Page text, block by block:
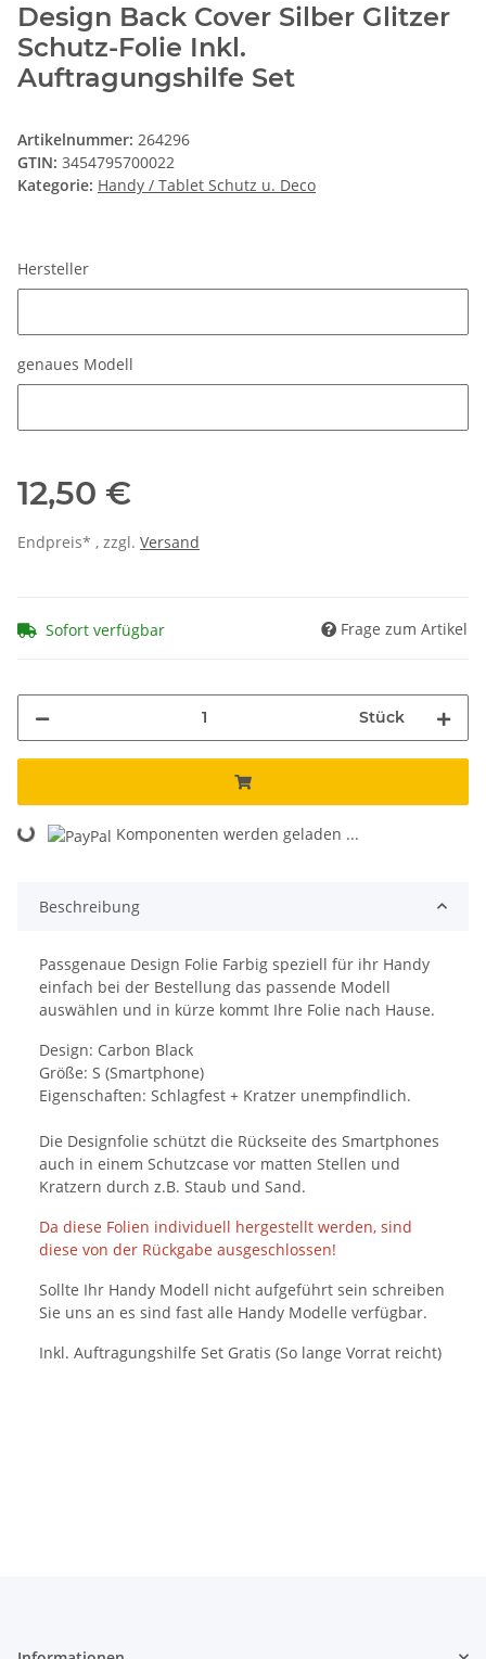
Design Back Cover Silber Glitzer
Schutz-Folie Inkl.
Auftragungshilfe Set
Artikelnummer: 264296
GTIN: 3454795700022
Kategorie: Handy / Tablet Schutz u. Deco
Hersteller
genaues Modell
12,50 €
Endpreis* , zzgl. Versand
Sofort verfügbar Frage zum Artikel
Stück
Loading... Komponenten werden geladen ...
Beschreibung
Passgenaue Design Folie Farbig speziell für ihr Handy
einfach bei der Bestellung das passende Modell
auswählen und in kürze kommt Ihre Folie nach Hause.
Design: Carbon Black
Größe: S (Smartphone)
Eigenschaften: Schlagfest + Kratzer unempfindlich.
Die Designfolie schützt die Rückseite des Smartphones
auch in einem Schutzcase vor matten Stellen und
Kratzern durch z.B. Staub und Sand.
Da diese Folien individuell hergestellt werden, sind
diese von der Rückgabe ausgeschlossen!
Sollte Ihr Handy Modell nicht aufgeführt sein schreiben
Sie uns an es sind fast alle Handy Modelle verfügbar.
Inkl. Auftragungshilfe Set Gratis (So lange Vorrat reicht)